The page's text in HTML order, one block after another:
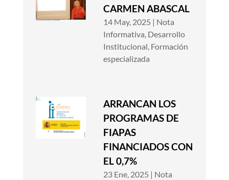
CARMEN ABASCAL
14 May, 2025 | Nota
Informativa, Desarrollo
Institucional, Formación
especializada
ARRANCAN LOS
PROGRAMAS DE
FIAPAS
FINANCIADOS CON
EL 0,7%
23 Ene, 2025 | Nota